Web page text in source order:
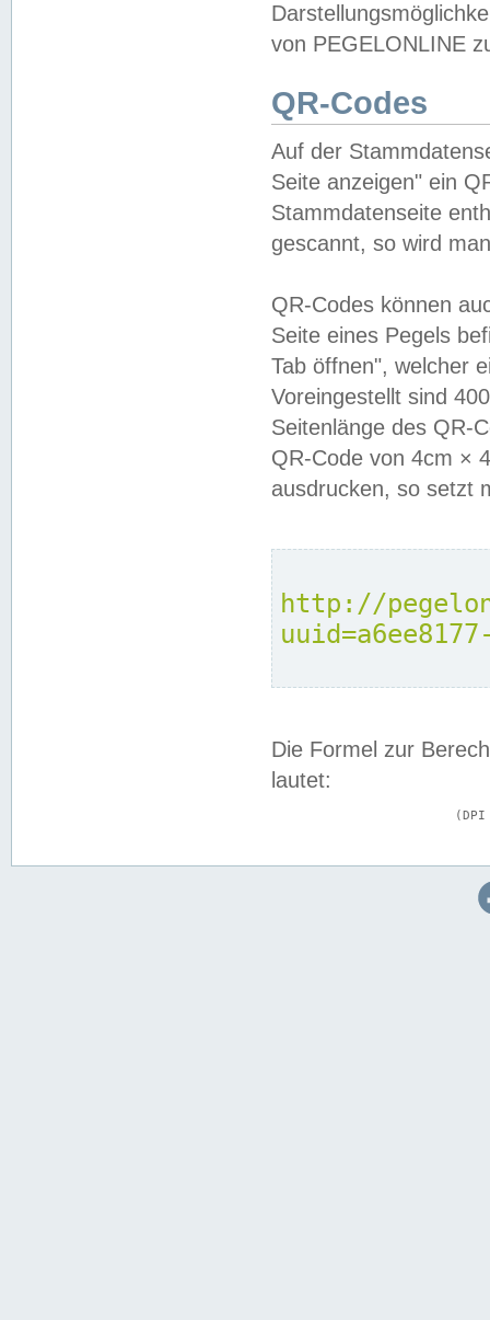
von PEGELONLINE
QR-Codes
Auf der
Seite anzeigen" ein
Stammdatenseite
gescannt, so wird
QR-Codes können
Seite eines Pegels
Tab öffnen", welcher
Voreingestellt sind
Seitenlänge des QR-
QR-Code von 4cm ×
ausdrucken, so setzt
http://
Die Formel zur
lautet: